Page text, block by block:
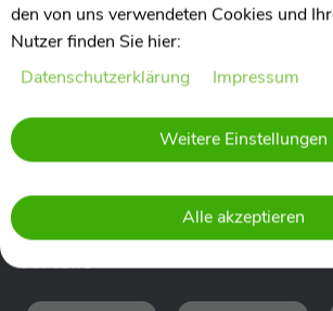
E-Mail: shop@all-4-baby.de
Wir sind für Sie erreichbar:
Montag - Freitag 10:00 - 17:00 Uhr
Über Uns
Einkaufen
Vorteile
den von uns verwendeten Cookies und
Nutzer finden Sie hier:
Daten­schutz­erklärung
Impressum
Weitere Einstellungen
Alle akzeptieren